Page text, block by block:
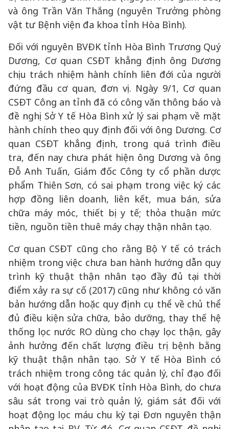
và ông Trần Văn Thắng (nguyên Trưởng phòng
vật tư Bệnh viện đa khoa tỉnh Hòa Bình).
Đối với nguyên BVĐK tỉnh Hòa Bình Trương Quý
Dương, Cơ quan CSĐT khẳng định ông Dương
chịu trách nhiệm hành chính liên đới của người
đứng đầu cơ quan, đơn vị. Ngày 9/1, Cơ quan
CSĐT Công an tỉnh đã có công văn thông báo và
đề nghị Sở Y tế Hòa Bình xử lý sai phạm về mặt
hành chính theo quy định đối với ông Dương. Cơ
quan CSĐT khẳng định, trong quá trình điều
tra, đến nay chưa phát hiện ông Dương và ông
Đỗ Anh Tuấn, Giám đốc Công ty cổ phần dược
phẩm Thiên Sơn, có sai phạm trong việc ký các
hợp đồng liên doanh, liên kết, mua bán, sửa
chữa máy móc, thiết bị y tế; thỏa thuận mức
tiền, nguồn tiền thuê máy chạy thận nhân tạo.
Cơ quan CSĐT cũng cho rằng Bộ Y tế có trách
nhiệm trong việc chưa ban hành hướng dẫn quy
trình kỹ thuật thận nhân tạo đầy đủ tại thời
điểm xảy ra sự cố (2017) cũng như không có văn
bản hướng dẫn hoặc quy định cụ thể về chủ thể
đủ điều kiện sửa chữa, bảo dưỡng, thay thế hệ
thống lọc nước RO dùng cho chạy lọc thận, gây
ảnh hưởng đến chất lượng điều trị bệnh bằng
kỹ thuật thận nhân tạo. Sở Y tế Hòa Bình có
trách nhiệm trong công tác quản lý, chỉ đạo đối
với hoạt động của BVĐK tỉnh Hòa Bình, do chưa
sâu sát trong vai trò quản lý, giám sát đối với
hoạt động lọc máu chu kỳ tại Đơn nguyên thận